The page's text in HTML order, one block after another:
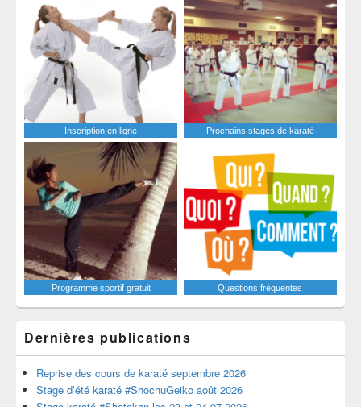
Inscription en ligne Prochains stages de karaté
Programme sportif gratuit Questions fréquentes
Dernières publications
Reprise des cours de karaté septembre 2026
Stage d’été karaté #ShochuGeiko août 2026